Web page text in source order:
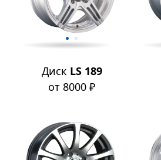
Диск LS 189
от 8000 ₽